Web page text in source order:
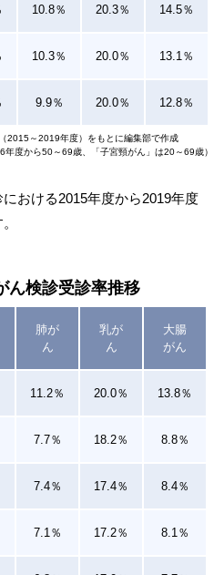
10.8％ 20.3％ 14.5％
10.3％ 20.0％ 13.1％
9.9％ 20.0％ 12.8％
2015～2019年度）をもとに編集部で作成
度から50～69歳、「子宮頸がん」は20～69歳）
おける2015年度から2019年度
ん検診受診率推移
肺が
ん
乳が
ん
大腸
がん
11.2％ 20.0％ 13.8％
7.7％ 18.2％ 8.8％
7.4％ 17.4％ 8.4％
7.1％ 17.2％ 8.1％